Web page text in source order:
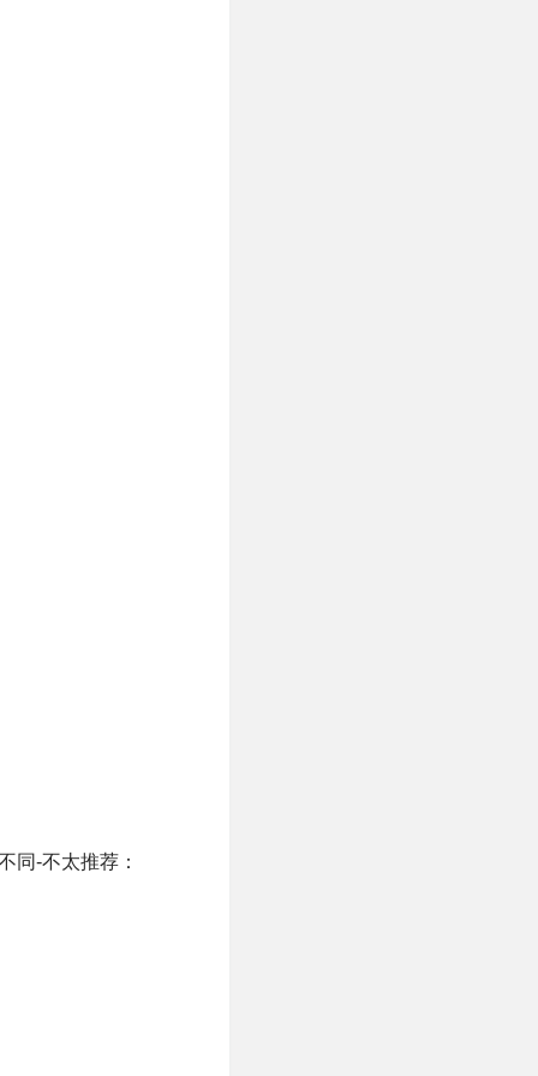
同-不太推荐：